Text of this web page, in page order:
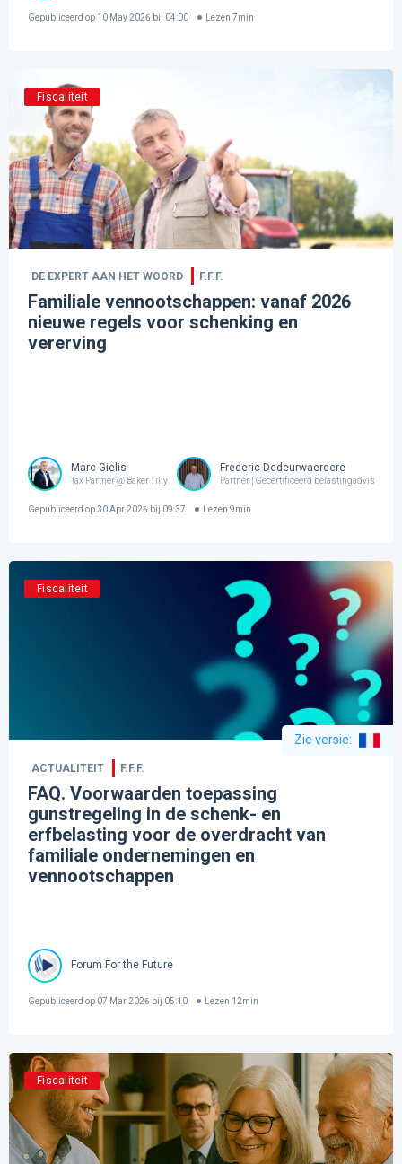
Gepubliceerd op 10 May 2026 bij 04:00 Lezen 7min
Fiscaliteit
DE EXPERT AAN HET WOORD F.F.F.
Familiale vennootschappen: vanaf 2026
nieuwe regels voor schenking en
vererving
Marc Gielis
Tax Partner @ Baker Tilly
Frederic Dedeurwaerdere
Partner | Gecertificeerd belastingadviseur @
Gepubliceerd op30 Apr 2026 bij 09:37 Lezen 9min
Fiscaliteit
Zie versie:
ACTUALITEIT F.F.F.
FAQ. Voorwaarden toepassing
gunstregeling in de schenk- en
erfbelasting voor de overdracht van
familiale ondernemingen en
vennootschappen
Forum For the Future
Gepubliceerd op 07 Mar 2026 bij 05:10 Lezen 12min
Fiscaliteit